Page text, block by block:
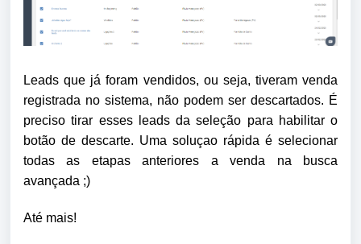
Leads que já foram vendidos, ou seja, tiveram venda
registrada no sistema, não podem ser descartados. É
preciso tirar esses leads da seleção para habilitar o
botão de descarte. Uma soluçao rápida é selecionar
todas as etapas anteriores a venda na busca
avançada ;)
Até mais!